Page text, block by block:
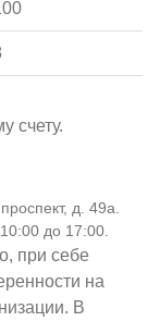
счету.
д. 49а.
до 17:00.
при себе
на
В